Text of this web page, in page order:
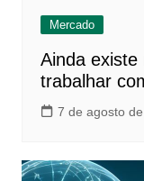
Mercado
Ainda
trabalhar
7 de agosto